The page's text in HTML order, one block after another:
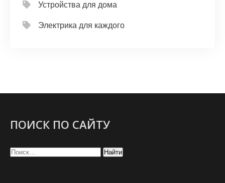
Устройства для дома
Электрика для каждого
ПОИСК ПО САЙТУ